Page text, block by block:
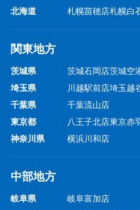
北海道 札幌苗穂店札幌白
関東地方
茨城県 茨城石岡店茨城空
埼玉県
川越駅前店埼玉越
千葉県
千葉流山店
東京都
八王子北店東京赤
神奈川県
横浜川和店
中部地方
岐阜県
岐阜富加店